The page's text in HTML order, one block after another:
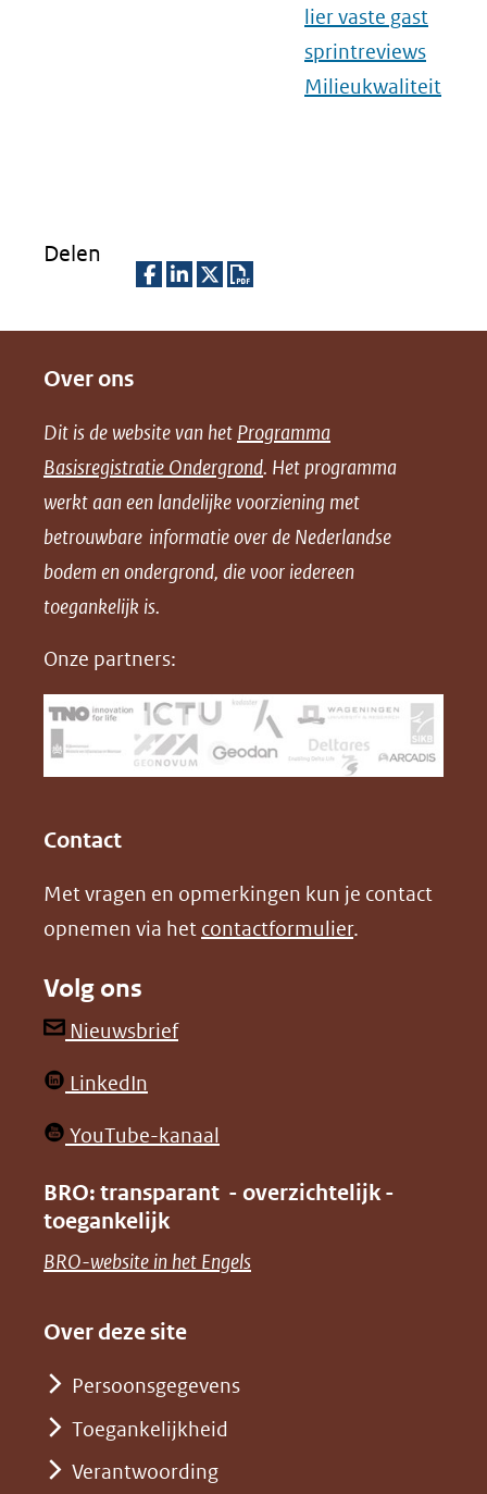
lier vaste gast
sprintreviews
Milieukwaliteit
Delen
n
o
p
F
a
c
b
o
o
k
venster)
(verwijst
een
andere
n
o
p
L
i
e
d
I
n
venster)
(verwijst
andere
n
o
p
X
(opent
(verwijst
een
l
o
a
d
P
Over ons
Dit is de website van het Programma
Basisregistratie Ondergrond. Het programma
werkt aan een landelijke voorziening met
betrouwbare informatie over de Nederlandse
bodem en ondergrond, die voor iedereen
toegankelijk is.
Onze partners:
Contact
Met vragen en opmerkingen kun je contact
opnemen via het contactformulier.
Volg ons
Nieuwsbrief(opent
venster)
naar
andere
LinkedIn
nieuw
venster)
(verwijst
naar
andere
YouTube-kanaal
nieuw
(verwijst
andere
BRO: transparant - overzichtelijk -
toegankelijk
BRO-website in het Engels(opent
Over deze site
Persoonsgegevens
Toegankelijkheid
Verantwoording